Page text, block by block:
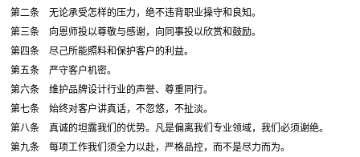
第二条 无论承受怎样的压力，绝不违背职业操守和良知。
第三条 向恩师投以尊敬与感谢，向同事投以欣赏和鼓励。
第四条 尽己所能照料和保护客户的利益。
第五条 严守客户机密。
第六条 维护品牌设计行业的声誉、尊重同行。
第七条 始终对客户讲真话，不忽悠，不扯淡。
第八条 真诚的坦露我们的优势。凡是偏离我们专业领域，我们必须谢绝。
第九条 每项工作我们须全力以赴，严格品控，而不是尽力而为。